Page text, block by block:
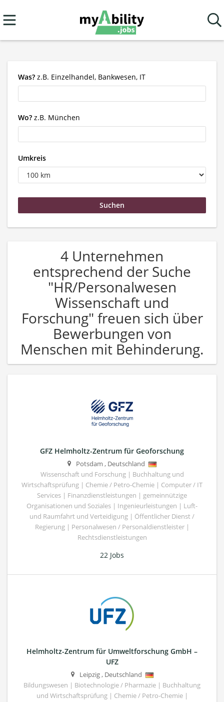
Was? z.B. Einzelhandel, Bankwesen, IT
Wo? z.B. München
Umkreis
4 Unternehmen
entsprechend der Suche
"HR/Personalwesen
Wissenschaft und
Forschung" freuen sich über
Bewerbungen von
Menschen mit Behinderung.
GFZ Helmholtz-Zentrum für Geoforschung
Potsdam , Deutschland
Wissenschaft und Forschung | Buchhaltung und
Wirtschaftsprüfung | Chemie / Petro-Chemie | Computer / IT
Services | Finanzdienstleistungen | gemeinnützige
Organisationen und Soziales | Ingenieurleistungen | Luft-
und Raumfahrt und Verteidigung | Öffentlicher Dienst /
Regierung | Personalwesen / Personaldienstleister |
Rechtsdienstleistungen
22 Jobs
Helmholtz-Zentrum für Umweltforschung GmbH –
UFZ
Leipzig, Deutschland
Bildungswesen | Biotechnologie / Pharmazie | Buchhaltung
und Wirtschaftsprüfung | Chemie / Petro-Chemie |